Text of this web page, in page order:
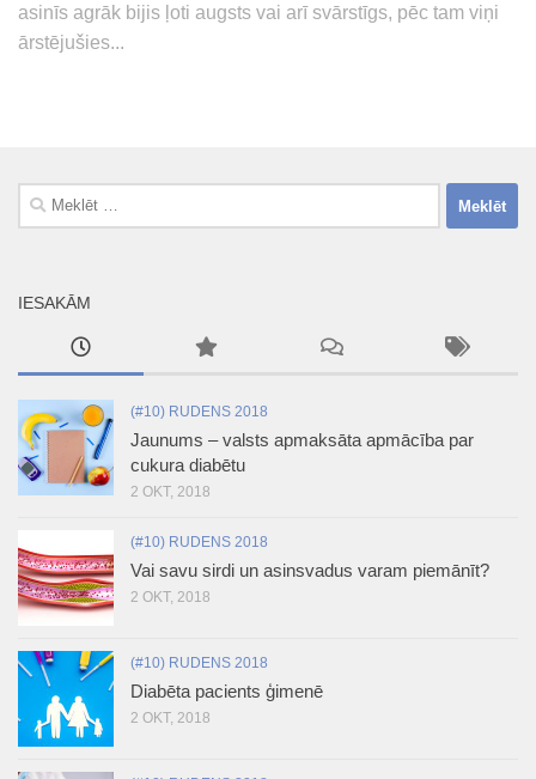
asinīs agrāk bijis ļoti augsts vai arī svārstīgs, pēc tam viņi
ārstējušies...
Meklēt:
IESAKĀM
(#10) RUDENS 2018
Jaunums – valsts apmaksāta apmācība par
cukura diabētu
2 OKT, 2018
(#10) RUDENS 2018
Vai savu sirdi un asinsvadus varam piemānīt?
2 OKT, 2018
(#10) RUDENS 2018
Diabēta pacients ģimenē
2 OKT, 2018